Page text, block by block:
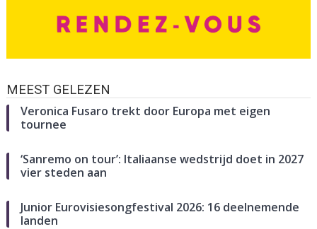
MEEST GELEZEN
Veronica Fusaro trekt door Europa met eigen
tournee
‘Sanremo on tour’: Italiaanse wedstrijd doet in 2027
vier steden aan
Junior Eurovisiesongfestival 2026: 16 deelnemende
landen